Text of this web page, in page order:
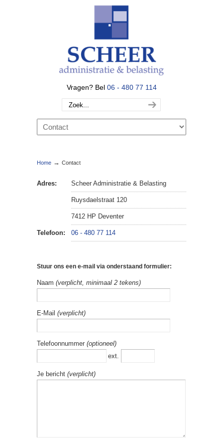
Vragen? Bel 06 - 480 77 114
Home → Contact
Adres: Scheer Administratie & Belasting
Ruysdaelstraat 120
7412 HP Deventer
Telefoon: 06 - 480 77 114
Stuur ons een e-mail via onderstaand formulier:
Naam (verplicht, minimaal 2 tekens)
E-Mail (verplicht)
Telefoonnummer (optioneel)
ext.
Je bericht (verplicht)